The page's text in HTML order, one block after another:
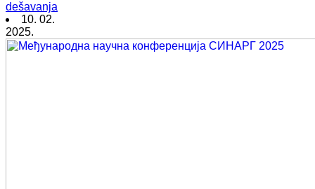
dešavanja
10. 02.
2025.